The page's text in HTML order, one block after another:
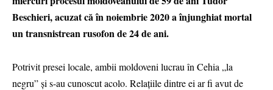
Beschieri, acuzat că în noiembrie 2020 a înjunghiat mortal
un transnistrean rusofon de 24 de ani.
Potrivit presei locale, ambii moldoveni lucrau în Cehia „la
negru” și s-au cunoscut acolo. Relațiile dintre ei ar fi avut de